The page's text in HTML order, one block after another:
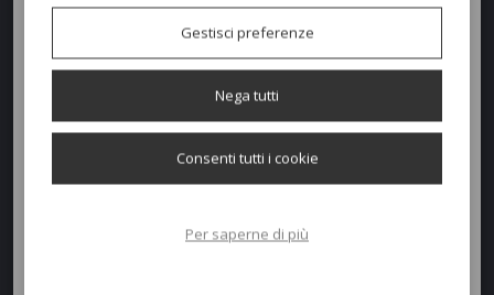
Larghezza:100cm
Profondità:240/300cm
Richiedi un preventivo
Gestisci preferenze
Nega tutti
Consenti tutti i cookie
Per saperne di più